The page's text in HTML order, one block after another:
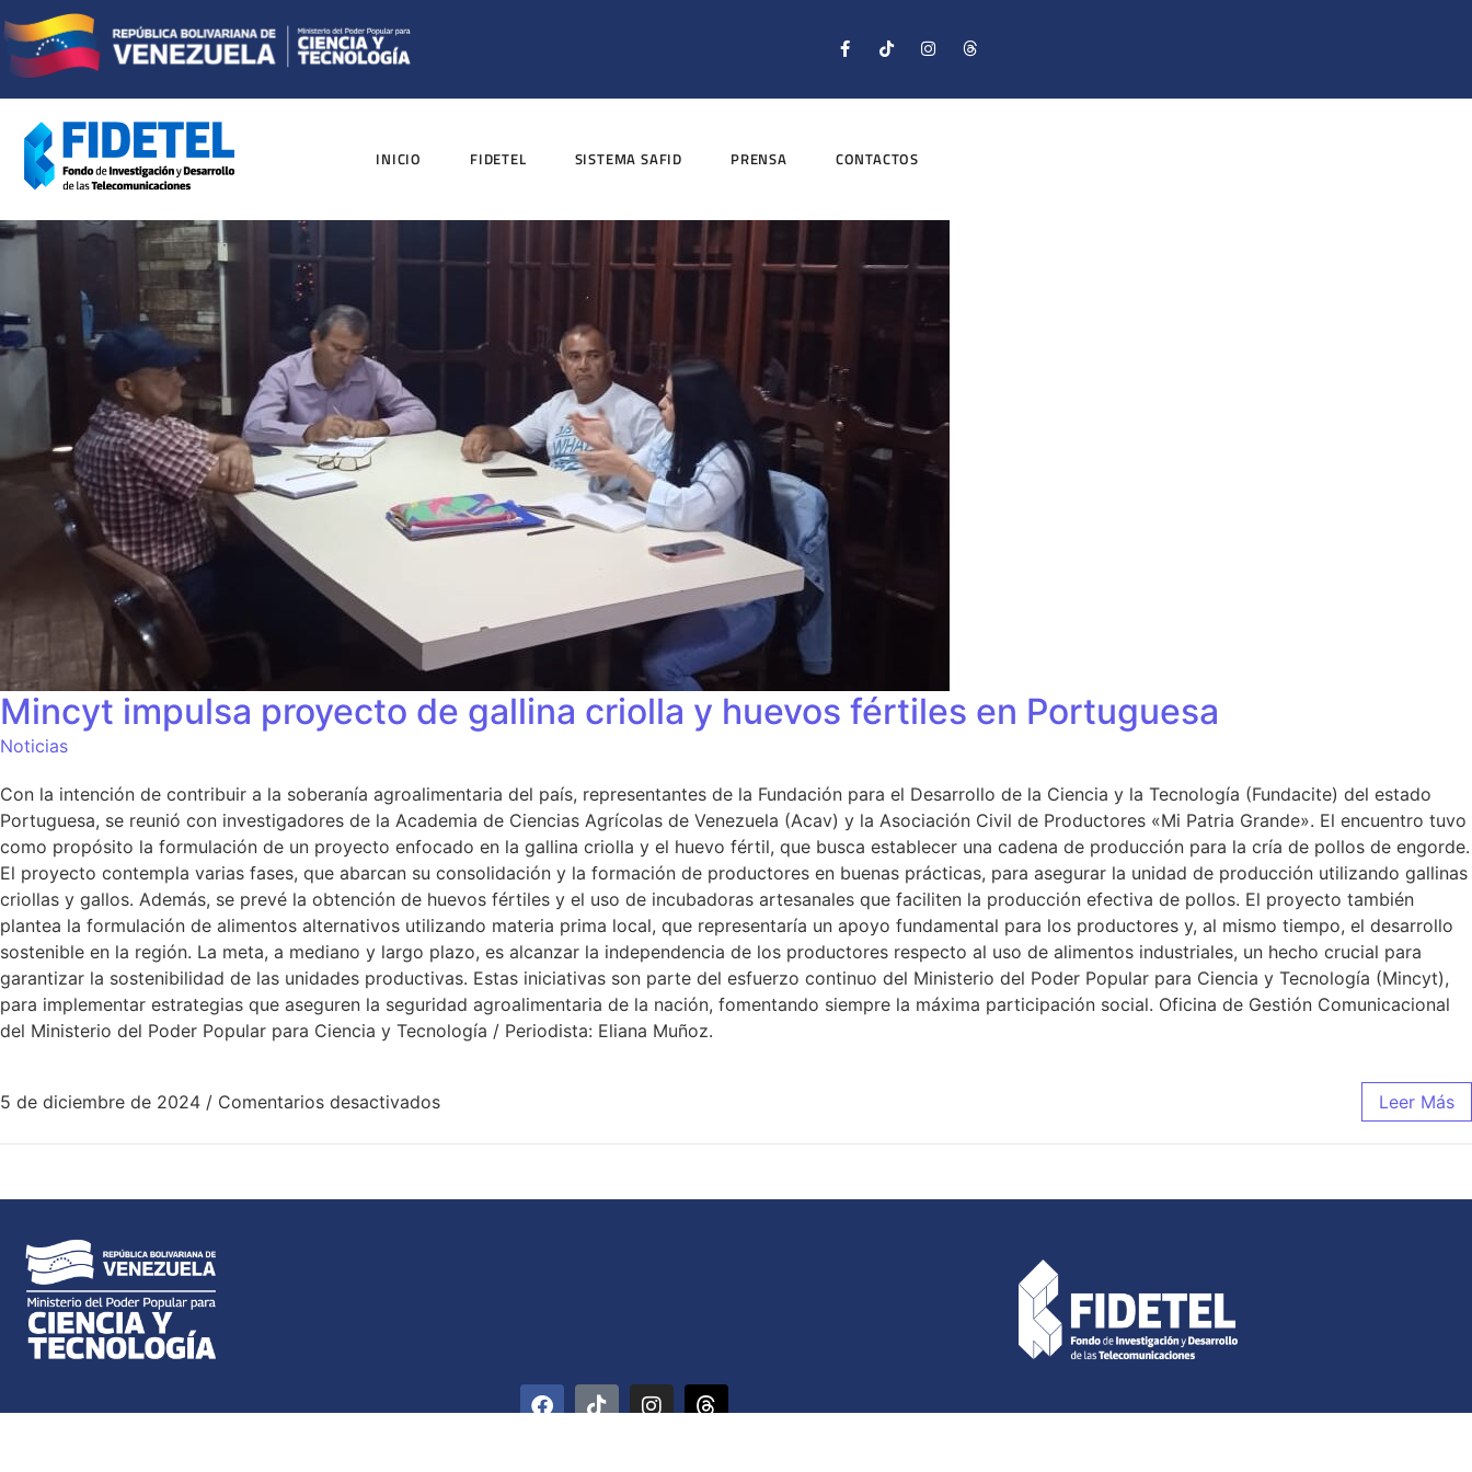
INICIO FIDETEL SISTEMA SAFID PRENSA CONTACTOS
Mincyt impulsa proyecto de gallina criolla y huevos fértiles en Portuguesa
Noticias
Con la intención de contribuir a la soberanía agroalimentaria del país, representantes de la Fundación para el Desarrollo de la Ciencia y la Tecnología (Fundacite) del estado
Portuguesa, se reunió con investigadores de la Academia de Ciencias Agrícolas de Venezuela (Acav) y la Asociación Civil de Productores «Mi Patria Grande». El encuentro tuvo
como propósito la formulación de un proyecto enfocado en la gallina criolla y el huevo fértil, que busca establecer una cadena de producción para la cría de pollos de engorde.
El proyecto contempla varias fases, que abarcan su consolidación y la formación de productores en buenas prácticas, para asegurar la unidad de producción utilizando gallinas
criollas y gallos. Además, se prevé la obtención de huevos fértiles y el uso de incubadoras artesanales que faciliten la producción efectiva de pollos. El proyecto también
plantea la formulación de alimentos alternativos utilizando materia prima local, que representaría un apoyo fundamental para los productores y, al mismo tiempo, el desarrollo
sostenible en la región. La meta, a mediano y largo plazo, es alcanzar la independencia de los productores respecto al uso de alimentos industriales, un hecho crucial para
garantizar la sostenibilidad de las unidades productivas. Estas iniciativas son parte del esfuerzo continuo del Ministerio del Poder Popular para Ciencia y Tecnología (Mincyt),
para implementar estrategias que aseguren la seguridad agroalimentaria de la nación, fomentando siempre la máxima participación social. Oficina de Gestión Comunicacional
del Ministerio del Poder Popular para Ciencia y Tecnología / Periodista: Eliana Muñoz.
5 de diciembre de 2024 / Comentarios desactivados Leer Más